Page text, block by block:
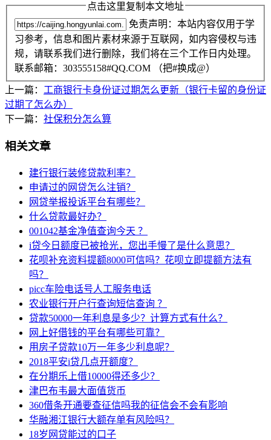
点击这里复制本文地址
免责声明：本站内容仅用于学
习参考，信息和图片素材来源于互联网，如内容侵权与违
规，请联系我们进行删除，我们将在三个工作日内处理。
联系邮箱：303555158#QQ.COM （把#换成@）
上一篇： 工商银行卡身份证过期怎么更新（银行卡留的身份证
过期了怎么办）
下一篇： 社保积分怎么算
相关文章
建行银行装修贷款利率？
申请过的网贷怎么注销？
网贷举报投诉平台有哪些？
什么贷款最好办？
001042基金净值查询今天 ？
i贷今日额度已被抢光，您出手慢了是什么意思？
花呗补充资料提额8000可信吗？花呗立即提额方法有
吗？
picc车险电话号人工服务电话
农业银行开户行查询短信查询 ？
贷款50000一年利息是多少？计算方式有什么？
网上好借钱的平台有哪些可靠？
用房子贷款10万一年多少利息呢？
2018平安i贷几点开额度？
在分期乐上借10000得还多少？
津巴布韦最大面值货币
360借条开通要查征信吗我的征信会不会有影响
华融湘江银行大额存单有风险吗？
18岁网贷能过的口子